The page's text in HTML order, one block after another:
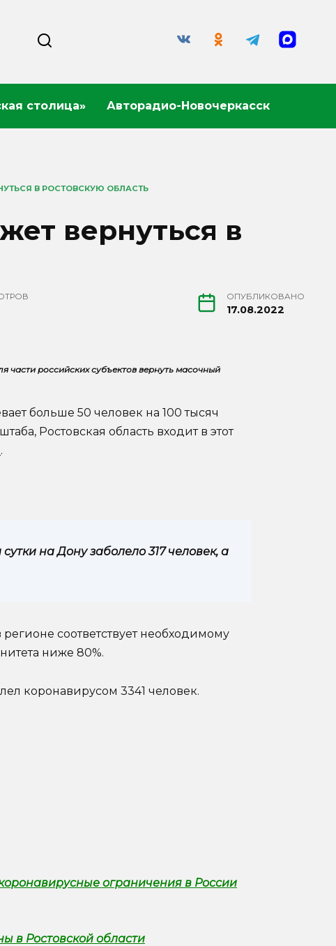
столица» Авторадио-Новочеркасск
В РОСТОВСКУЮ ОБЛАСТЬ
вернуться в
ОПУБЛИКОВАНО
17.08.2022
части российских субъектов вернуть масочный
больше 50 человек на 100 тысяч
Ростовская область входит в этот
.
на Дону заболело 317 человек, а
соответствует необходимому
ниже 80%.
коронавирусом 3341 человек.
ограничения в России
в Ростовской области